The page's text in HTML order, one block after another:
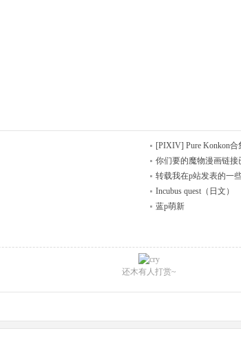
[PIXIV] Pure Konkon合
你们要的魔物漫画链接
转载我在p站发表的一
Incubus quest（日文）
蓝p萌新
还木有人打赏~